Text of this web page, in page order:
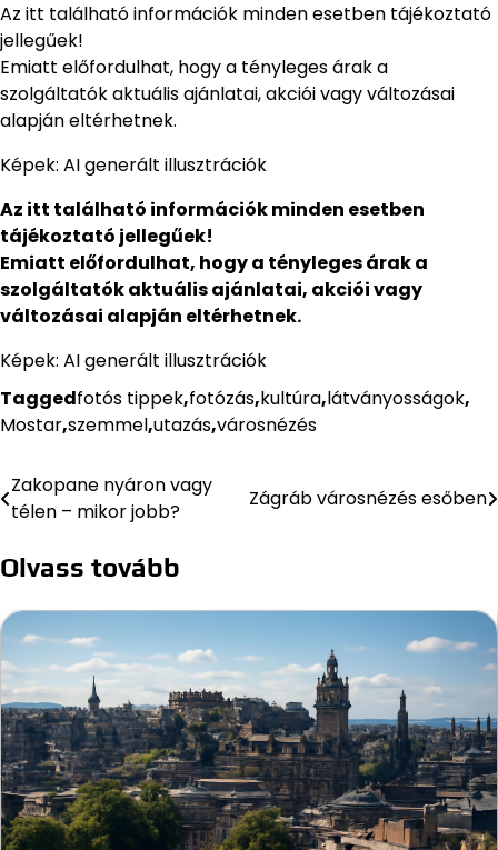
Az itt található információk minden esetben tájékoztató
jellegűek!
Emiatt előfordulhat, hogy a tényleges árak a
szolgáltatók aktuális ajánlatai, akciói vagy változásai
alapján eltérhetnek.
Képek: AI generált illusztrációk
Az itt található információk minden esetben
tájékoztató jellegűek!
Emiatt előfordulhat, hogy a tényleges árak a
szolgáltatók aktuális ajánlatai, akciói vagy
változásai alapján eltérhetnek.
Képek: AI generált illusztrációk
Taggedfotós tippek,fotózás,kultúra,látványosságok,
Mostar,szemmel,utazás,városnézés
Bejegyzés
Zakopane nyáron vagy
télen – mikor jobb?
Zágráb városnézés esőben
Olvass tovább